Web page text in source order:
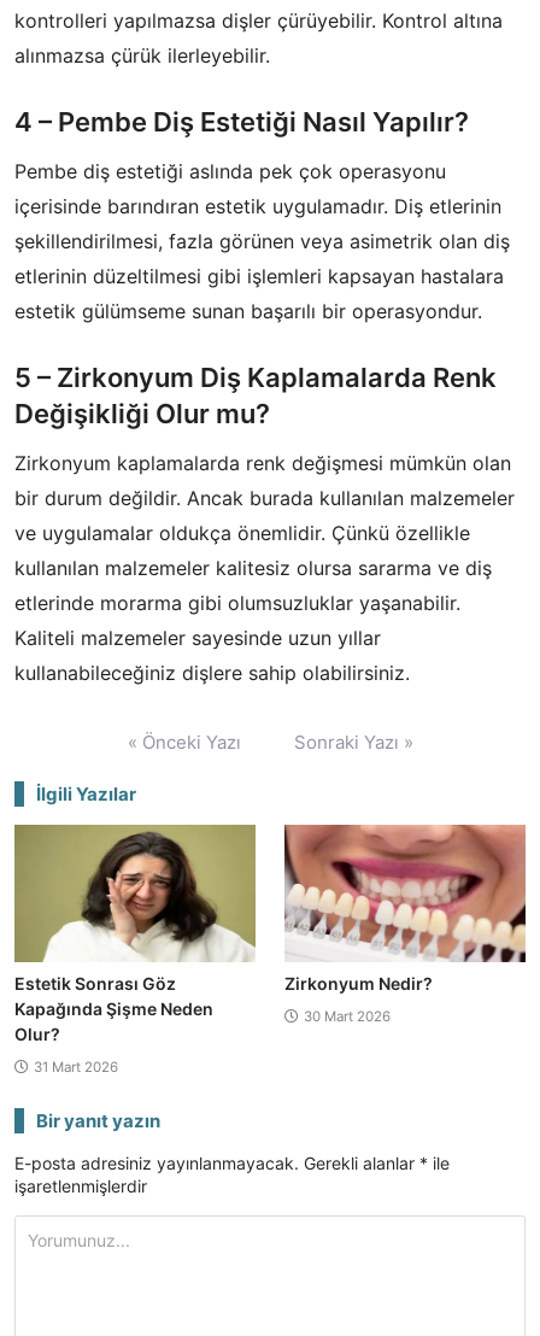
kontrolleri yapılmazsa dişler çürüyebilir. Kontrol altına
alınmazsa çürük ilerleyebilir.
4 – Pembe Diş Estetiği Nasıl Yapılır?
Pembe diş estetiği aslında pek çok operasyonu
içerisinde barındıran estetik uygulamadır. Diş etlerinin
şekillendirilmesi, fazla görünen veya asimetrik olan diş
etlerinin düzeltilmesi gibi işlemleri kapsayan hastalara
estetik gülümseme sunan başarılı bir operasyondur.
5 – Zirkonyum Diş Kaplamalarda Renk
Değişikliği Olur mu?
Zirkonyum kaplamalarda renk değişmesi mümkün olan
bir durum değildir. Ancak burada kullanılan malzemeler
ve uygulamalar oldukça önemlidir. Çünkü özellikle
kullanılan malzemeler kalitesiz olursa sararma ve diş
etlerinde morarma gibi olumsuzluklar yaşanabilir.
Kaliteli malzemeler sayesinde uzun yıllar
kullanabileceğiniz dişlere sahip olabilirsiniz.
« Önceki Yazı Sonraki Yazı »
İlgili Yazılar
Estetik Sonrası Göz
Kapağında Şişme Neden
Olur?
31 Mart 2026
Zirkonyum Nedir?
30 Mart 2026
Bir yanıt yazın
E-posta adresiniz yayınlanmayacak. Gerekli alanlar * ile
işaretlenmişlerdir